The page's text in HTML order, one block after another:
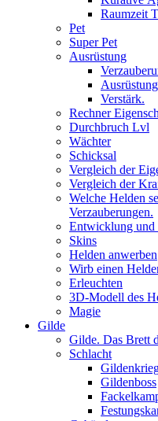
Raumzeit
Pet
Super Pet
Ausrüstung
Ausrüstung
Verstärk.
Rechner
Durchbruch Lvl
Wächter
Schicksal
Vergleich der
Vergleich der
Welche Helden
Verzauberungen.
Entwicklung und
Skins
Helden anwerben
Wirb einen
Erleuchten
3D-Modell des
Magie
Gilde
Gilde. Das Brett
Schlacht
Gildenboss